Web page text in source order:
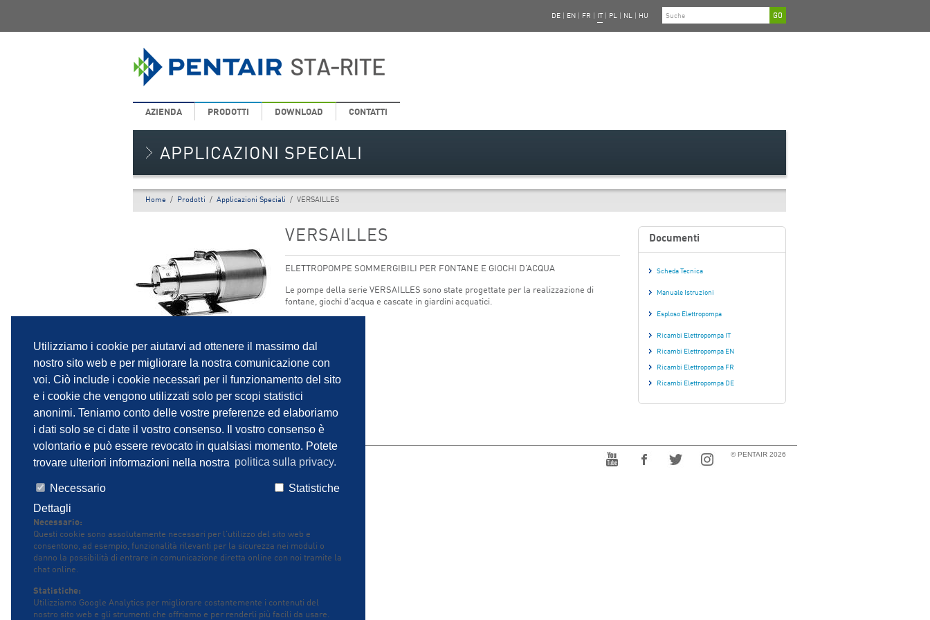
Utilizziamo i cookie per aiutarvi ad ottenere il massimo dal
nostro sito web e per migliorare la nostra comunicazione con
voi. Ciò include i cookie necessari per il funzionamento del sito
e i cookie che vengono utilizzati solo per scopi statistici
anonimi. Teniamo conto delle vostre preferenze ed elaboriamo
i dati solo se ci date il vostro consenso. Il vostro consenso è
volontario e può essere revocato in qualsiasi momento. Potete
trovare ulteriori informazioni nella nostra politica sulla privacy.
Necessario
Statistiche
Dettagli
Necessario:
Questi cookie sono assolutamente necessari per l'utilizzo del sito web e
consentono, ad esempio, funzionalità rilevanti per la sicurezza nei moduli o
danno la possibilità di entrare in comunicazione diretta online con noi tramite la
chat online.
Statistiche:
Utilizziamo Google Analytics per migliorare costantemente i contenuti del
nostro sito web e gli strumenti che offriamo e per renderli più facili da usare.
DE EN FR IT PL NL HU
AZIENDA PRODOTTI DOWNLOAD CONTATTI
APPLICAZIONI SPECIALI
Home / Prodotti / Applicazioni Speciali / VERSAILLES
VERSAILLES
ELETTROPOMPE SOMMERGIBILI PER FONTANE E GIOCHI D’ACQUA
Le pompe della serie VERSAILLES sono state progettate per la realizzazione di
fontane, giochi d'acqua e cascate in giardini acquatici.
Documenti
Scheda Tecnica
Manuale Istruzioni
Esploso Elettropompa
Ricambi Elettropompa IT
Ricambi Elettropompa EN
Ricambi Elettropompa FR
Ricambi Elettropompa DE
PENTAIR PRIVACY NOTICE
© PENTAIR 2026